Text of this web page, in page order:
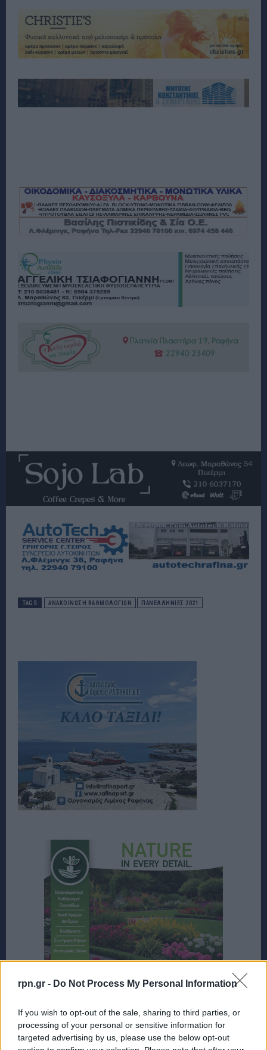
rpn.gr - Do Not Process My Personal Information
If you wish to opt-out of the sale, sharing to third parties, or
processing of your personal or sensitive information for
targeted advertising by us, please use the below opt-out
TAGS ΑΝΑΚΟΙΝΩΣΗ ΒΑΘΜΟΛΟΓΙΩΝ ΠΑΝΕΛΛΗΝΙΕΣ 2021